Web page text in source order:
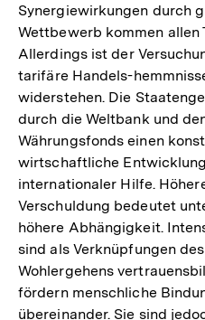
Synergiewirkungen durch
Wettbewerb kommen allen
Allerdings ist der
tarifäre Handels-
widerstehen. Die
durch die Weltbank und
Währungsfonds einen
wirtschaftliche
internationaler Hilfe.
Verschuldung bedeutet
höhere Abhängigkeit.
sind als Verknüpfungen
Wohlergehens
fördern menschliche
übereinander. Sie sind